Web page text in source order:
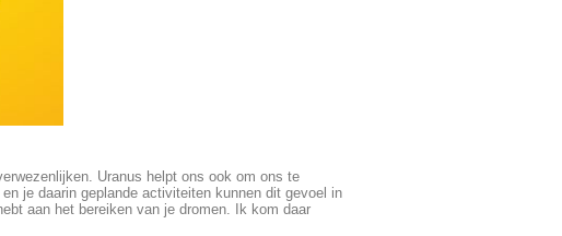
Uranus helpt ons ook om ons te
je daarin geplande activiteiten kunnen dit gevoel in
aan het bereiken van je dromen. Ik kom daar